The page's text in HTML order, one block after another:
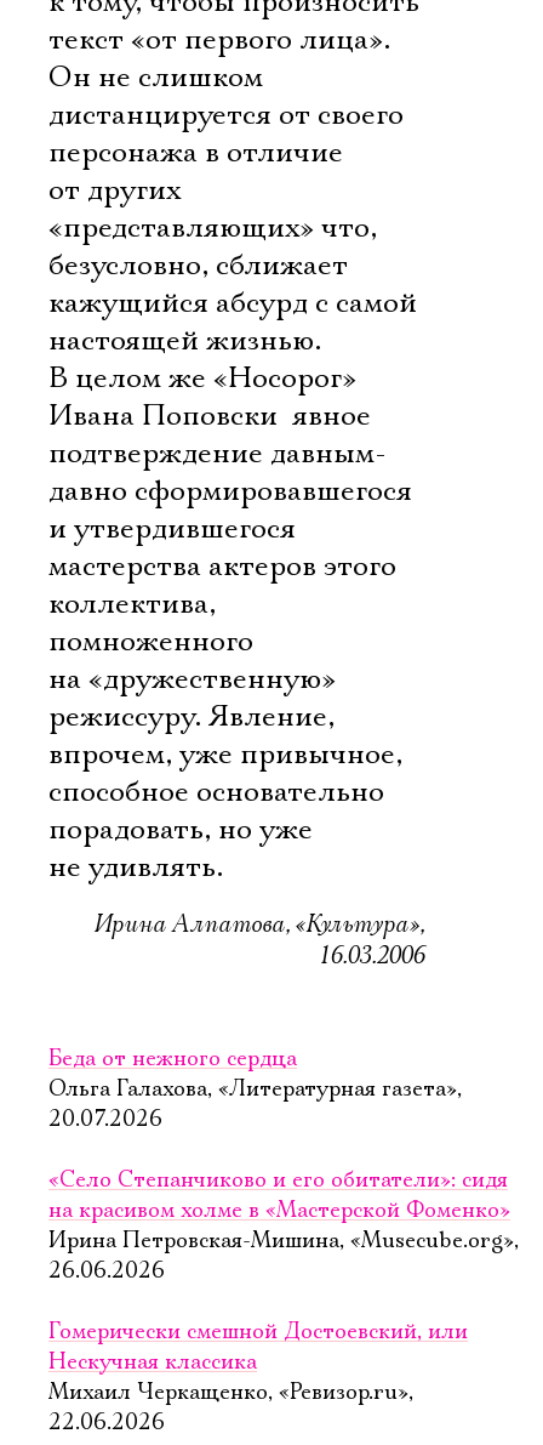
текст «от первого лица».
Он не слишком
дистанцируется от своего
персонажа в отличие
от других
«представляющих» что,
безусловно, сближает
кажущийся абсурд с самой
настоящей жизнью.
В целом же «Носорог»
Ивана Поповски  явное
подтверждение давным-
давно сформировавшегося
и утвердившегося
мастерства актеров этого
коллектива,
помноженного
на «дружественную»
режиссуру. Явление,
впрочем, уже привычное,
способное основательно
порадовать, но уже
не удивлять.
Ирина Алпатова, «Культура»,
16.03.2006
Беда от нежного сердца
Ольга Галахова, «Литературная газета»,
20.07.2026
«Село Степанчиково и его обитатели»: сидя
на красивом холме в «Мастерской Фоменко»
Ирина Петровская-Мишина, «Musecube.org»,
26.06.2026
Гомерически смешной Достоевский, или
Нескучная классика
Михаил Черкащенко, «Ревизор.ru»,
22.06.2026